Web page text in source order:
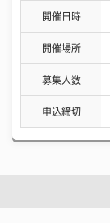
開催日時
開催場所
募集人数
申込締切